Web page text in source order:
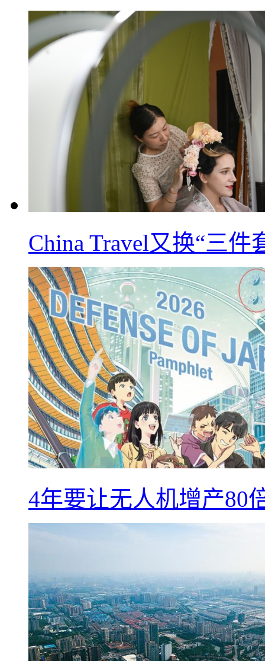
China Travel又换“三
4年要让无人机增产80